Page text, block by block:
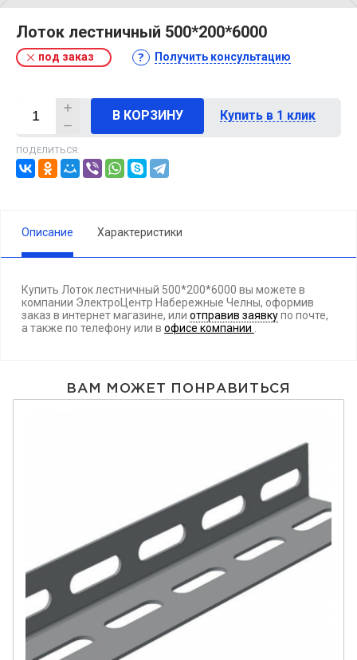
Лоток лестничный 500*200*6000
под заказ Получить консультацию
В КОРЗИНУ Купить в 1 клик
ПОДЕЛИТЬСЯ:
Описание Характеристики
Купить Лоток лестничный 500*200*6000 вы можете в
компании ЭлектроЦентр Набережные Челны, оформив
заказ в интернет магазине, или отправив заявкупо почте,
а также по телефонуили в офисе компании
ВАМ МОЖЕТ ПОНРАВИТЬСЯ